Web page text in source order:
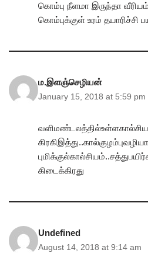
கொம்பு நீளமா இருந்தா
கொம்புக்குள் உரம் தயாரிச்சி
ம.இளஞ்செழியன்
January 15, 2018 at 5:59 pm
கிடைக்கிரது
Undefined
August 14, 2018 at 9:14 am